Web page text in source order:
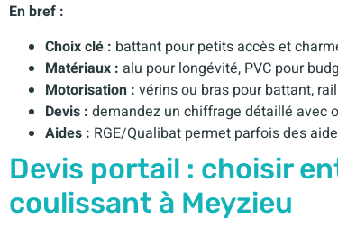
En bref :
Choix clé : battant pour petits accès et
Matériaux : alu pour longévité, PVC pour
Motorisation : vérins ou bras pour battant,
Devis : demandez un chiffrage détaillé avec
Aides : RGE/Qualibat permet parfois des
Devis portail : choisir
coulissant à Meyzieu